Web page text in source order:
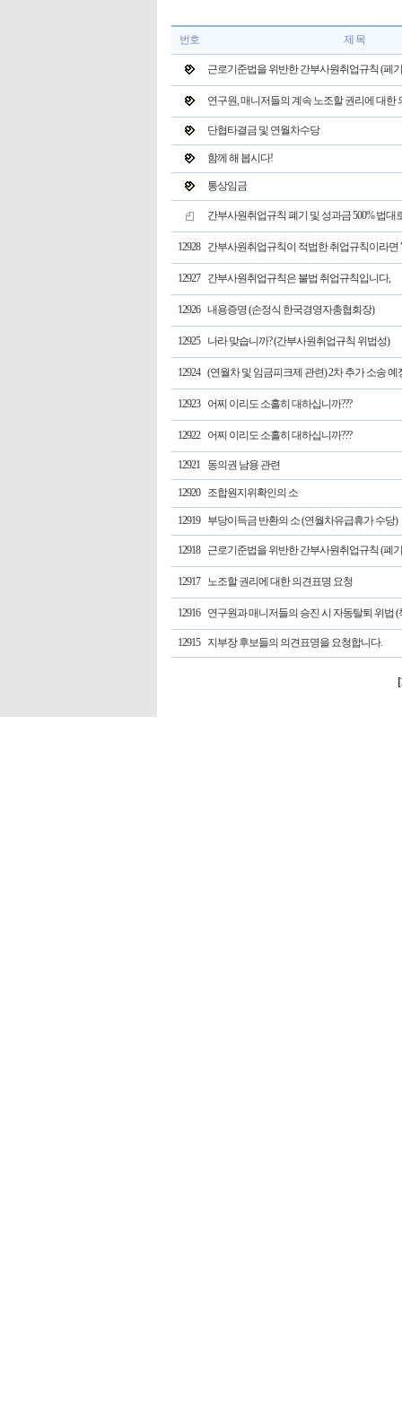
번호 제 목
근로기준법을 위반한 간부사원취업규칙 (페
연구원, 매니저들의 계속 노조할 권리에 대한
단협타결금 및 연월차수당
함께 해 봅시다!
통상임금
간부사원취업규칙 폐기 및 성과금 500% 법대
12928 간부사원취업규칙이 적법한 취업규칙이라
12927 간부사원취업규칙은 불법 취업규칙입니다,
12926 내용증명 (손정식 한국경영자총협회장)
12925 나라 맞습니까? (간부사원취업규칙 위법성)
12924 (연월차 및 임금피크제 관련) 2차 추가 소송 예
12923 어찌 이리도 소홀히 대하십니까???
12922 어찌 이리도 소홀히 대하십니까???
12921 동의권 남용 관련
12920 조합원지위확인의 소
12919 부당이득금 반환의 소 (연월차유급휴가 수당)
12918 근로기준법을 위반한 간부사원취업규칙 (폐
12917 노조할 권리에 대한 의견표명 요청
12916 연구원과 매니저들의 승진 시 자동탈퇴 위법
12915 지부장 후보들의 의견표명을 요청합니다.